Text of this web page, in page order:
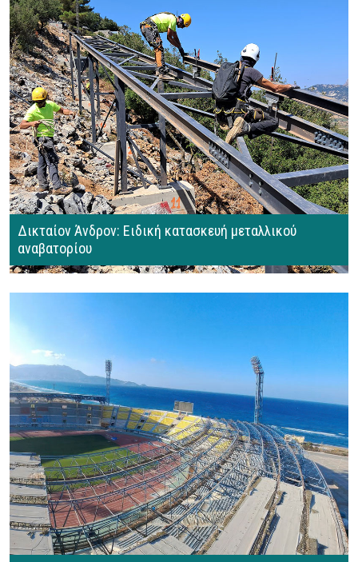
Δικταίον Άνδρον: Ειδική κατασκευή μεταλλικού
αναβατορίου